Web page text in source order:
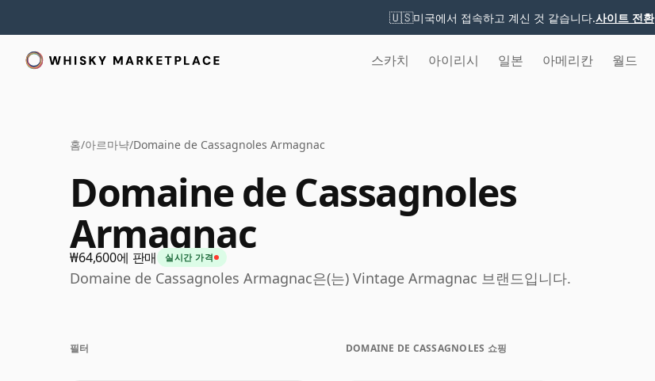
🇺🇸미국에서 접속하고 계신 것 같습니다.사이트 전환
스카치 아이리시 일본 아메리칸 월드
홈/아르마냑/Domaine de Cassagnoles Armagnac
Domaine de Cassagnoles
Armagnac
₩64,600에 판매 실시간 가격
Domaine de Cassagnoles Armagnac은(는) Vintage Armagnac 브랜드입니다.
DOMAINE DE CASSAGNOLES 쇼핑
필터